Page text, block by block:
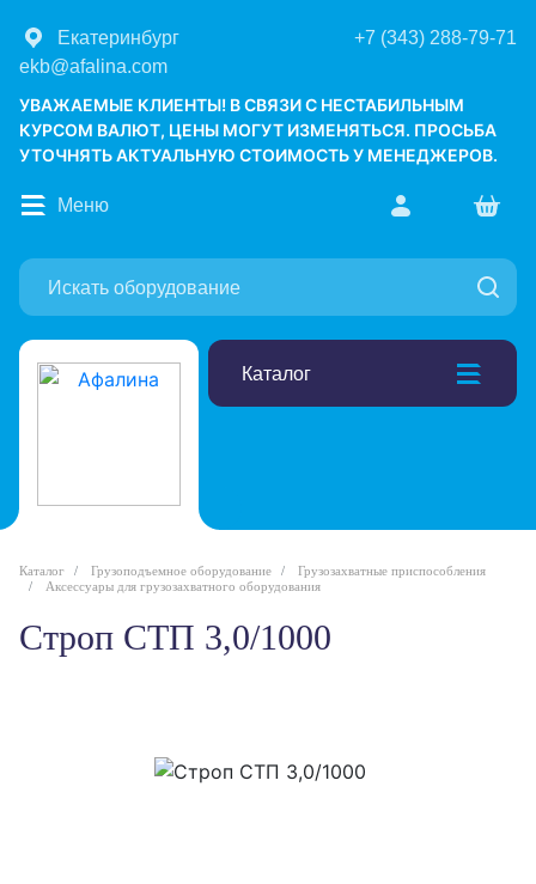
Екатеринбург
+7 (343) 288-79-71
ekb@afalina.com
УВАЖАЕМЫЕ КЛИЕНТЫ! В СВЯЗИ С НЕСТАБИЛЬНЫМ
КУРСОМ ВАЛЮТ, ЦЕНЫ МОГУТ ИЗМЕНЯТЬСЯ. ПРОСЬБА
УТОЧНЯТЬ АКТУАЛЬНУЮ СТОИМОСТЬ У МЕНЕДЖЕРОВ.
Каталог
Меню
Каталог Грузоподъемное оборудование
Грузозахватные приспособления
Аксессуары для грузозахватного оборудования
Строп СТП 3,0/1000